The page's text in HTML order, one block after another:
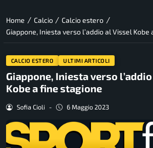
Home / Calcio / Calcio estero /
Giappone, Iniesta verso l’addio al Vissel Kobe
CALCIO ESTERO ULTIMI ARTICOLI
Giappone, Iniesta verso
Kobe a fine stagione
Sofia Cioli - 6 Maggio 2023